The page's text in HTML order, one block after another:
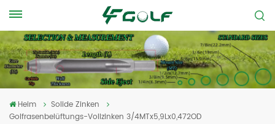
Heim
Solide Zinken
Golfrasenbelüftungs-Vollzinken 3/4MTx5,9Lx0,472OD